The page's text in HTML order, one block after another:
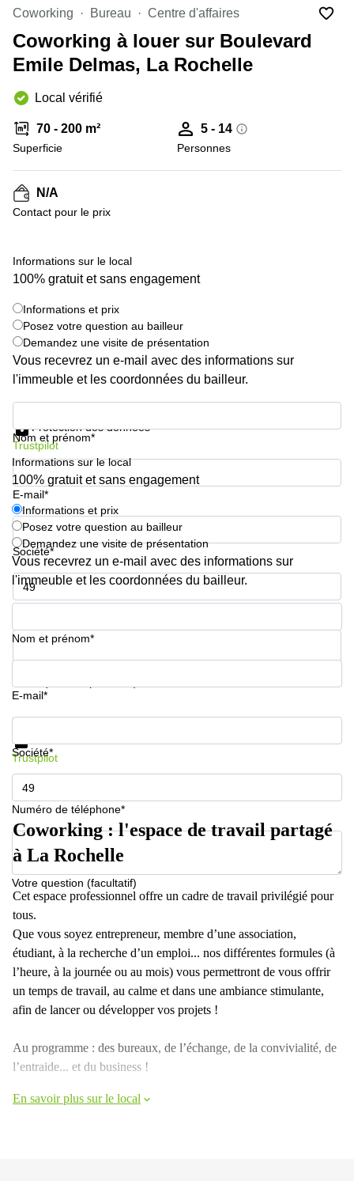
Strasbourg
d'affaires
Toulouse
Toulouse
Coworking
Nice
Centres
Lyon
Centre
Montpellier
Coworking Bureau Centre d'affaires
Coworking à louer sur Boulevard
Emile Delmas, La Rochelle
Local vérifié
70 - 200 m²
Superficie
5 - 14
Personnes
N/A
Contact pour le prix
Informations sur le local
100% gratuit et sans engagement
Informations et prix
Posez votre question au bailleur
Demandez une visite de présentation
Vous recevrez un e-mail avec des informations sur
l'immeuble et les coordonnées du bailleur.
Nom et prénom*
E-mail*
Société*
Numéro de téléphone*
Protection des données
Trustpilot
Informations sur le local
100% gratuit et sans engagement
Informations et prix
Posez votre question au bailleur
Demandez une visite de présentation
Vous recevrez un e-mail avec des informations sur
l'immeuble et les coordonnées du bailleur.
Nom et prénom*
E-mail*
Société*
Numéro de téléphone*
Votre question (facultatif)
Informations et prix
Trustpilot
Coworking : l'espace de travail partagé
à La Rochelle
Cet espace professionnel offre un cadre de travail privilégié pour
tous.
Que vous soyez entrepreneur, membre d’une association,
étudiant, à la recherche d’un emploi... nos différentes formules (à
l’heure, à la journée ou au mois) vous permettront de vous offrir
un temps de travail, au calme et dans une ambiance stimulante,
afin de lancer ou développer vos projets !
Au programme : des bureaux, de l’échange, de la convivialité, de
l’entraide... et du business !
En savoir plus sur le local